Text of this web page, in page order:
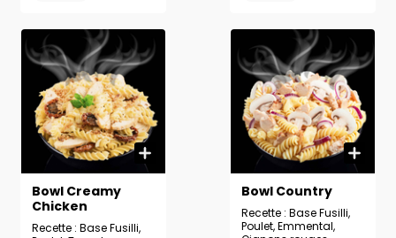
Bowl Creamy
Chicken
Recette : Base Fusilli,
Bowl Country
Recette : Base Fusilli,
Poulet, Emmental,